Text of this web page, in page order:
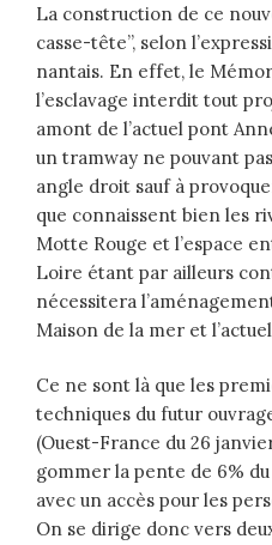
La construction de ce
casse-tête”, selon
nantais. En effet, le
l’esclavage interdit tout
amont de l’actuel pont
un tramway ne pouvant
angle droit sauf à
que connaissent bien les
Motte Rouge et l’espace
Loire étant par ailleurs
nécessitera
Maison de la mer et
Ce ne sont là que les
techniques du futur
(Ouest-France du 26
gommer la pente de 6%
avec un accès pour les
On se dirige donc vers